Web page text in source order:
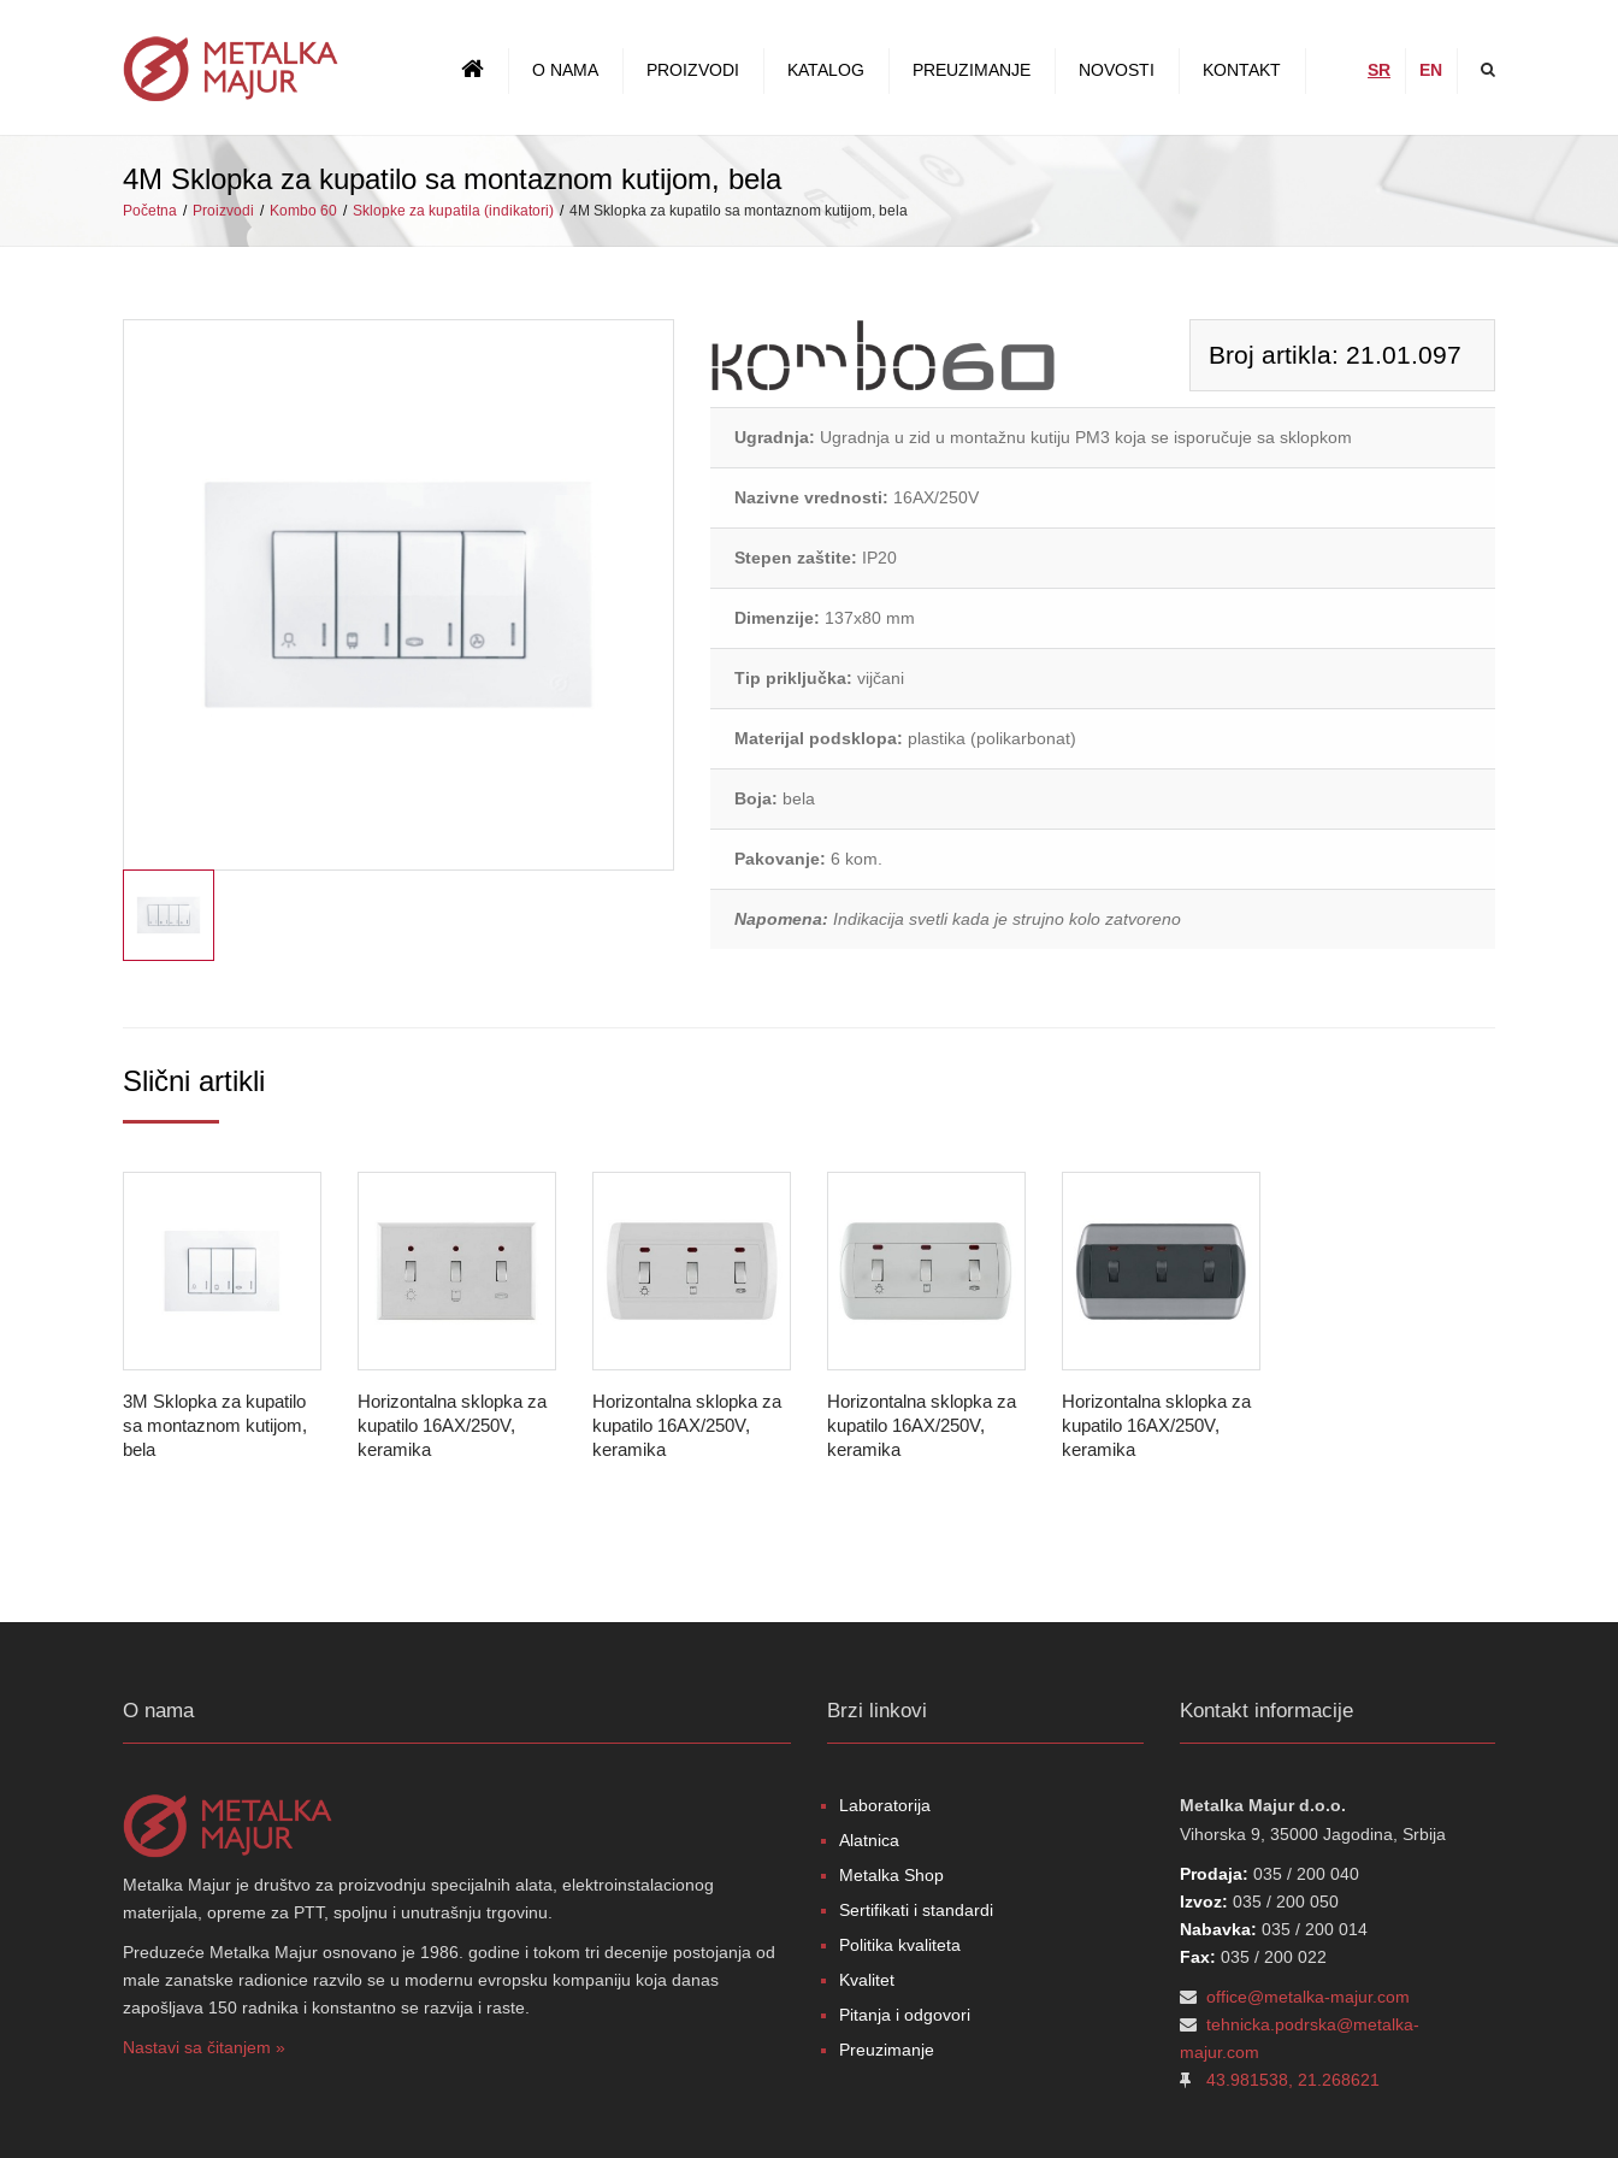
O NAMA
Profil preduzeća
Menadžment
Istorija preduzeća
PROIZVODI
Status
KATALOG PREUZIMANJE
Sertifikati, potvrde, izveštaji
NOVOSTI KONTAKT SR EN
4M Sklopka za kupatilo sa montaznom kutijom, bela
Početna Proizvodi Kombo 60 Sklopke za kupatila (indikatori) 4M Sklopka za kupatilo sa montaznom kutijom, bela
Broj artikla: 21.01.097
Ugradnja: Ugradnja u zid u montažnu kutiju PM3 koja se isporučuje sa sklopkom
Nazivne vrednosti: 16AX/250V
Stepen zaštite: IP20
Dimenzije: 137x80 mm
Tip priključka: vijčani
Materijal podsklopa: plastika (polikarbonat)
Boja: bela
Pakovanje: 6 kom.
Napomena: Indikacija svetli kada je strujno kolo zatvoreno
Slični artikli
3M Sklopka za kupatilo
sa montaznom kutijom,
bela
Horizontalna sklopka za
kupatilo 16AX/250V,
keramika
Horizontalna sklopka za
kupatilo 16AX/250V,
keramika
Horizontalna sklopka za
kupatilo 16AX/250V,
keramika
Horizontalna sklopka za
kupatilo 16AX/250V,
keramika
O nama
Metalka Majur je društvo za proizvodnju specijalnih alata, elektroinstalacionog
materijala, opreme za PTT, spoljnu i unutrašnju trgovinu.
Preduzeće Metalka Majur osnovano je 1986. godine i tokom tri decenije postojanja od
male zanatske radionice razvilo se u modernu evropsku kompaniju koja danas
zapošljava 150 radnika i konstantno se razvija i raste.
Nastavi sa čitanjem »
Brzi linkovi
Laboratorija
Alatnica
Metalka Shop
Sertifikati i standardi
Politika kvaliteta
Kvalitet
Pitanja i odgovori
Preuzimanje
Kontakt informacije
Metalka Majur d.o.o.
Vihorska 9, 35000 Jagodina, Srbija
Prodaja: 035 / 200 040
Izvoz: 035 / 200 050
Nabavka: 035 / 200 014
Fax: 035 / 200 022
office@metalka-majur.com
tehnicka.podrska@metalka-
majur.com
43.981538, 21.268621